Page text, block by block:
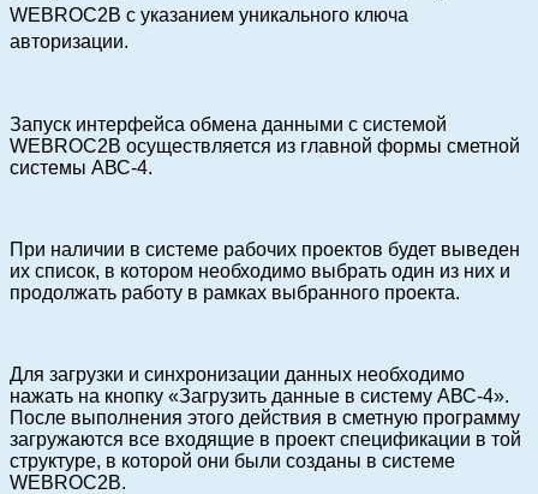
WEBROC2B с указанием уникального ключа
авторизации.
Запуск интерфейса обмена данными с системой
WEBROC2B осуществляется из главной формы сметной
системы АВС-4.
При наличии в системе рабочих проектов будет выведен
их список, в котором необходимо выбрать один из них и
продолжать работу в рамках выбранного проекта.
Для загрузки и синхронизации данных необходимо
нажать на кнопку «Загрузить данные в систему АВС-4».
После выполнения этого действия в сметную программу
загружаются все входящие в проект спецификации в той
структуре, в которой они были созданы в системе
WEBROC2B.